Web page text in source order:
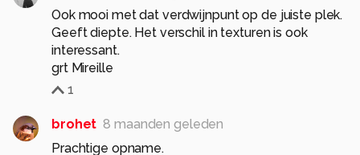
Ook mooi met dat verdwijnpunt op de juiste plek.
Geeft diepte. Het verschil in texturen is ook
interessant.
grt Mireille
1
brohet 8 maanden geleden
Prachtige opname.